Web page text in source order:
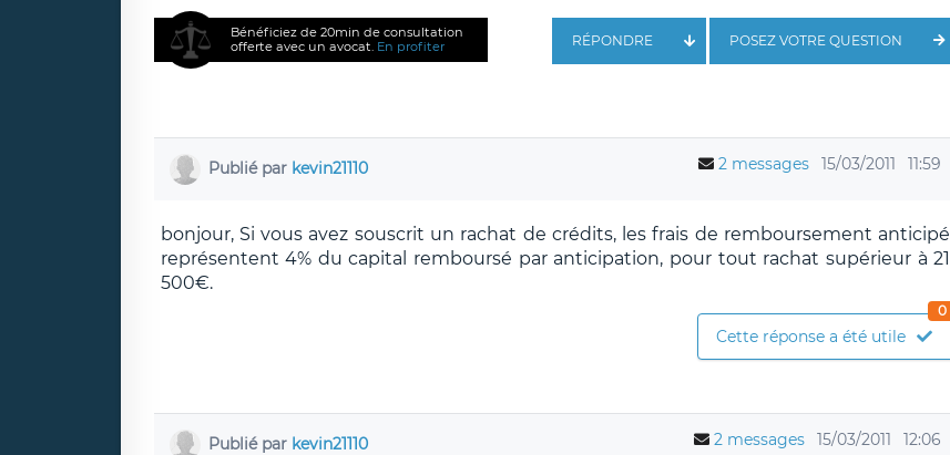
Bénéficiez de 20min de consultation
offerte avec un avocat. En profiter POSEZ VOTRE QUESTION
RÉPONDRE
Publié par kevin21110 2 messages 15/03/2011 11:59
bonjour, Si vous avez souscrit un rachat de crédits, les frais de remboursement anticipé
représentent 4% du capital remboursé par anticipation, pour tout rachat supérieur à 21
500€.
Cette réponse a été utile
0
Publié par kevin21110 2 messages 15/03/2011 12:06